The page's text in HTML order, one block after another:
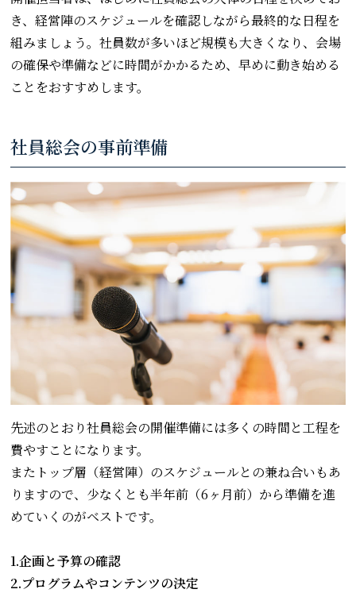
き、経営陣のスケジュールを確認しながら最終的な日程を
組みましょう。社員数が多いほど規模も大きくなり、会場
の確保や準備などに時間がかかるため、早めに動き始める
ことをおすすめします。
社員総会の事前準備
先述のとおり社員総会の開催準備には多くの時間と工程を
費やすことになります。
またトップ層（経営陣）のスケジュールとの兼ね合いもあ
りますので、少なくとも半年前（6ヶ月前）から準備を進
めていくのがベストです。
1.企画と予算の確認
2.プログラムやコンテンツの決定